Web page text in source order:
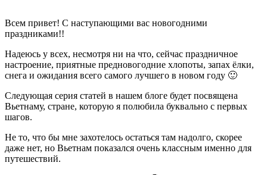
Всем привет! С наступающими вас новогодними
праздниками!!
Надеюсь у всех, несмотря ни на что, сейчас праздничное
настроение, приятные предновогодние хлопоты, запах ёлки,
снега и ожидания всего самого лучшего в новом году 🙂
Следующая серия статей в нашем блоге будет посвящена
Вьетнаму, стране, которую я полюбила буквально с первых
шагов.
Не то, что бы мне захотелось остаться там надолго, скорее
даже нет, но Вьетнам показался очень классным именно для
путешествий.